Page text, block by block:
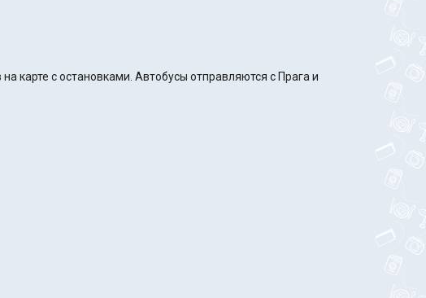
карте с остановками. Автобусы отправляются с Прага и